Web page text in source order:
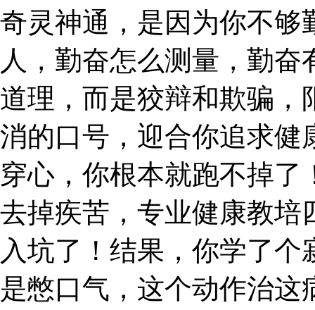
奇灵神通，是因为你不够
人，勤奋怎么测量，勤
道理，而是狡辩和欺骗，
消的口号，迎合你追求健
穿心，你根本就跑不掉
去掉疾苦，专业健康教培
入坑了！结果，你学了
是憋口气，这个动作治